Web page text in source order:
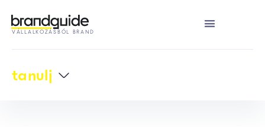
VÁLLALKOZÁSBÓL BRAND
tanulj